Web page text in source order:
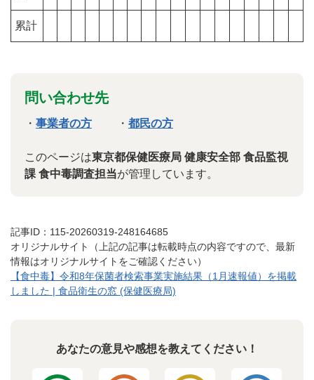
累計
問い合わせ先
・ 事業者の方 ・ 都民の方
このページは東京都保健医療局 健康安全部 食品監視
課 食中毒調査担当が管理しています。
記事ID：115-20260319-248164685
オリジナルサイト（上記の記事は転載時点の内容ですので、最新
情報はオリジナルサイトをご確認ください）
【食中毒】令和8年保菌者検索事業実施結果（1月速報値）を掲載
しました | 食品衛生の窓 (保健医療局)
あなたの意見や感想を教えてください！